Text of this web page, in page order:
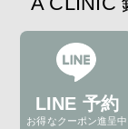
LINE 予約
お得なクーポン進呈中